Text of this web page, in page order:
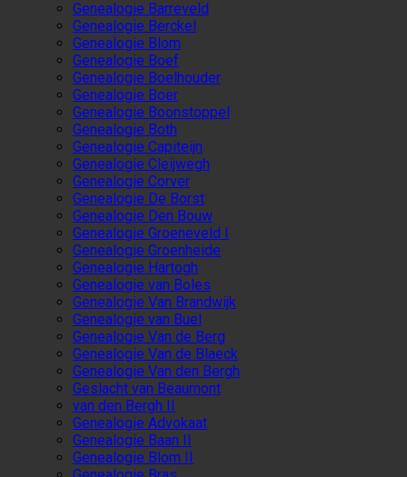
Genealogie Barreveld
Genealogie Berckel
Genealogie Blom
Genealogie Boef
Genealogie Boelhouder
Genealogie Boer
Genealogie Boonstoppel
Genealogie Both
Genealogie Capiteijn
Genealogie Cleijwegh
Genealogie Corver
Genealogie De Borst
Genealogie Den Bouw
Genealogie Groeneveld I
Genealogie Groenheide
Genealogie Hartogh
Genealogie van Boles
Genealogie Van Brandwijk
Genealogie van Buel
Genealogie Van de Berg
Genealogie Van de Blaeck
Genealogie Van den Bergh
Geslacht van Beaumont
van den Bergh II
Genealogie Advokaat
Genealogie Baan II
Genealogie Blom II